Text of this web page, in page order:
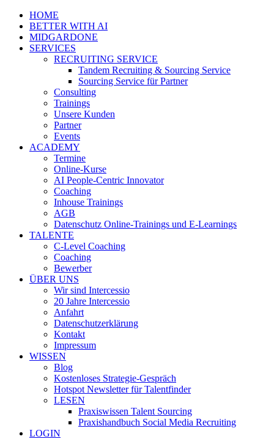
HOME
BETTER WITH AI
MIDGARDONE
SERVICES
RECRUITING SERVICE
Tandem Recruiting & Sourcing Service
Sourcing Service für Partner
Consulting
Trainings
Unsere Kunden
Partner
Events
ACADEMY
Termine
Online-Kurse
AI People-Centric Innovator
Coaching
Inhouse Trainings
AGB
Datenschutz Online-Trainings und E-Learnings
TALENTE
C-Level Coaching
Coaching
Bewerber
ÜBER UNS
Wir sind Intercessio
20 Jahre Intercessio
Anfahrt
Datenschutzerklärung
Kontakt
Impressum
WISSEN
Blog
Kostenloses Strategie-Gespräch
Hotspot Newsletter für Talentfinder
LESEN
Praxiswissen Talent Sourcing
Praxishandbuch Social Media Recruiting
LOGIN